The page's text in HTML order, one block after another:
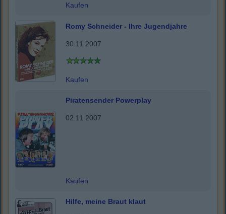
Kaufen
Romy Schneider - Ihre Jugendjahre
30.11.2007
Kaufen
Piratensender Powerplay
02.11.2007
Kaufen
Hilfe, meine Braut klaut